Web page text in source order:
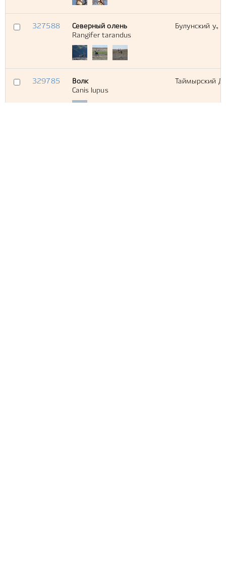
327588
Северный олень
Rangifer tarandus
Булунский у.,
329785
Волк
Canis lupus
Таймырский